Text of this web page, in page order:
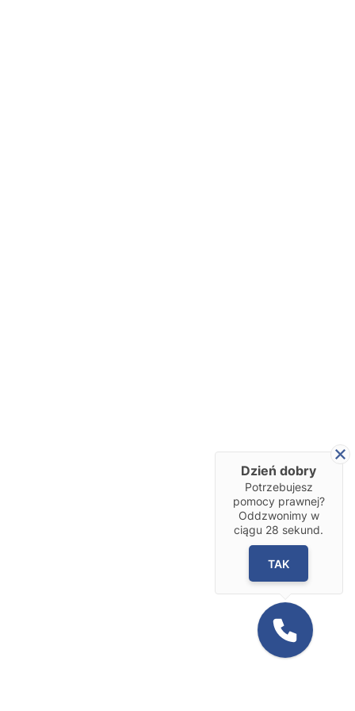
Dzień dobry
Potrzebujesz
pomocy prawnej?
Oddzwonimy w
ciągu 28 sekund.
TAK